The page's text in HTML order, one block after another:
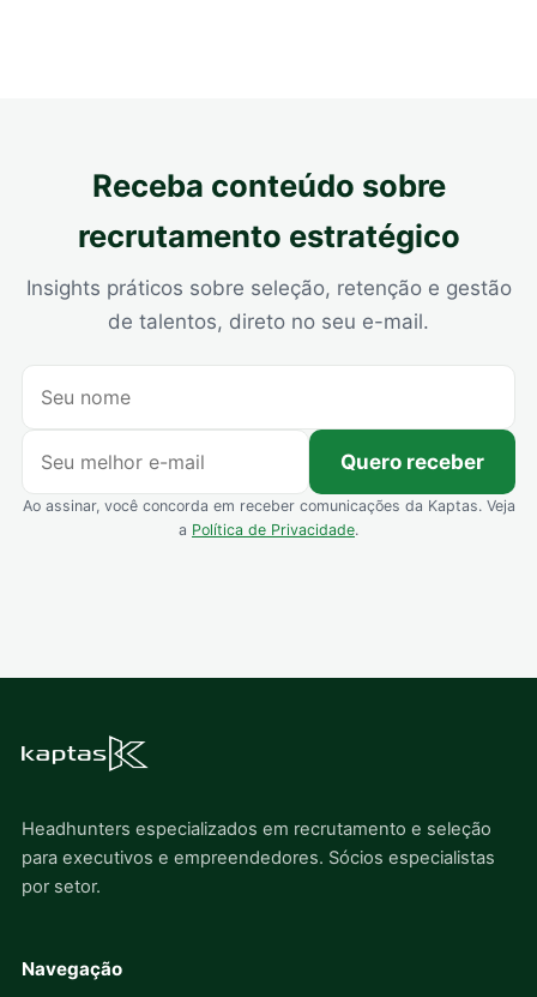
Receba conteúdo sobre
recrutamento estratégico
Insights práticos sobre seleção, retenção e gestão
de talentos, direto no seu e-mail.
Quero receber
Ao assinar, você concorda em receber comunicações da Kaptas. Veja
a Política de Privacidade.
Headhunters especializados em recrutamento e seleção
para executivos e empreendedores. Sócios especialistas
por setor.
Navegação